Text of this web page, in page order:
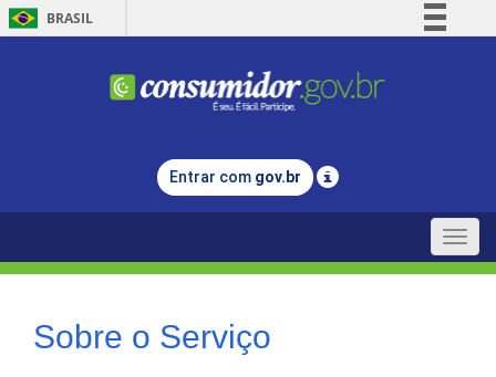
BRASIL
Comunica BR
Legislação
Entrar com gov.br
Toggle
Sobre o Serviço